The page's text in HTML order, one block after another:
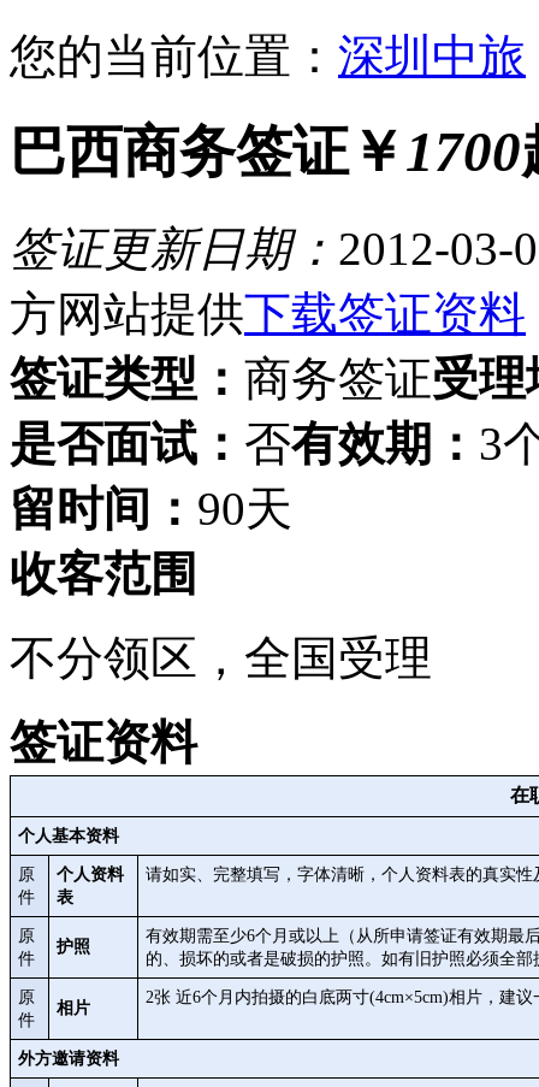
您的当前位置： 深圳中旅
巴西商务签证￥1700
签证更新日期： 2012-03-
方网站提供下载签证资料
签证类型： 商务签证受理
是否面试： 否有效期： 3
留时间： 90天
收客范围
不分领区，全国受理
签证资料
在
个人基本资料
原
件
个人资料
表
请如实、完整填写，字体清晰，个人资料表的真实
原
件
护照
有效期需至少6个月或以上（从所申请签证有效期最
的、损坏的或者是破损的护照。如有旧护照必须全
原
件
相片
2张 近6个月内拍摄的白底两寸(4cm×5cm)相片，建
外方邀请资料